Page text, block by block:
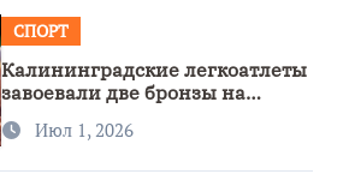
СПОРТ
Калининградские легкоатлеты
завоевали две бронзы на
первенстве России
Июл 1, 2026